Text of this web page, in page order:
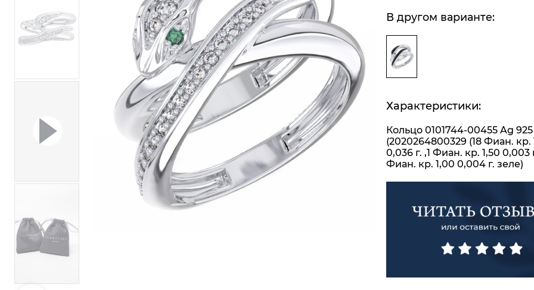
В другом варианте:
Характеристики:
Кольцо 0101744-00455 Ag 925
(2020264800329 (18 Фиан. кр.
0,036 г. ,1 Фиан. кр. 1,50 0,003
Фиан. кр. 1,00 0,004 г. зеле)